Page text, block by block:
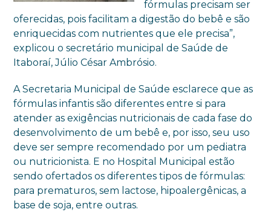
fórmulas precisam ser
oferecidas, pois facilitam a digestão do bebê e são
enriquecidas com nutrientes que ele precisa”,
explicou o secretário municipal de Saúde de
Itaboraí, Júlio César Ambrósio.
A Secretaria Municipal de Saúde esclarece que as
fórmulas infantis são diferentes entre si para
atender as exigências nutricionais de cada fase do
desenvolvimento de um bebê e, por isso, seu uso
deve ser sempre recomendado por um pediatra
ou nutricionista. E no Hospital Municipal estão
sendo ofertados os diferentes tipos de fórmulas:
para prematuros, sem lactose, hipoalergênicas, a
base de soja, entre outras.